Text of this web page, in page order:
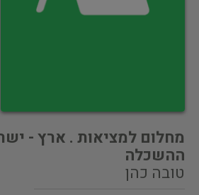
מחלום למציאות . ארץ -
ההשכלה
טובה כהן